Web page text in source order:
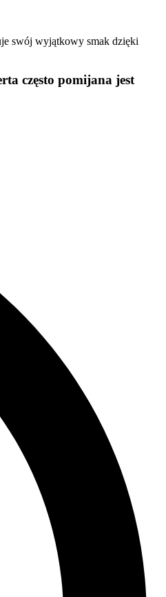
swój wyjątkowy smak dzięki
często pomijana jest